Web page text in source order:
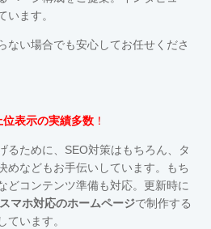
います。
ない場合でも安心してお任せくださ
表示の実績多数 ！
るために、SEO対策はもちろん、タ
めなどもお手伝いしています。もち
どコンテンツ準備も対応。更新時に
スマホ対応のホームページで制作する
ています。